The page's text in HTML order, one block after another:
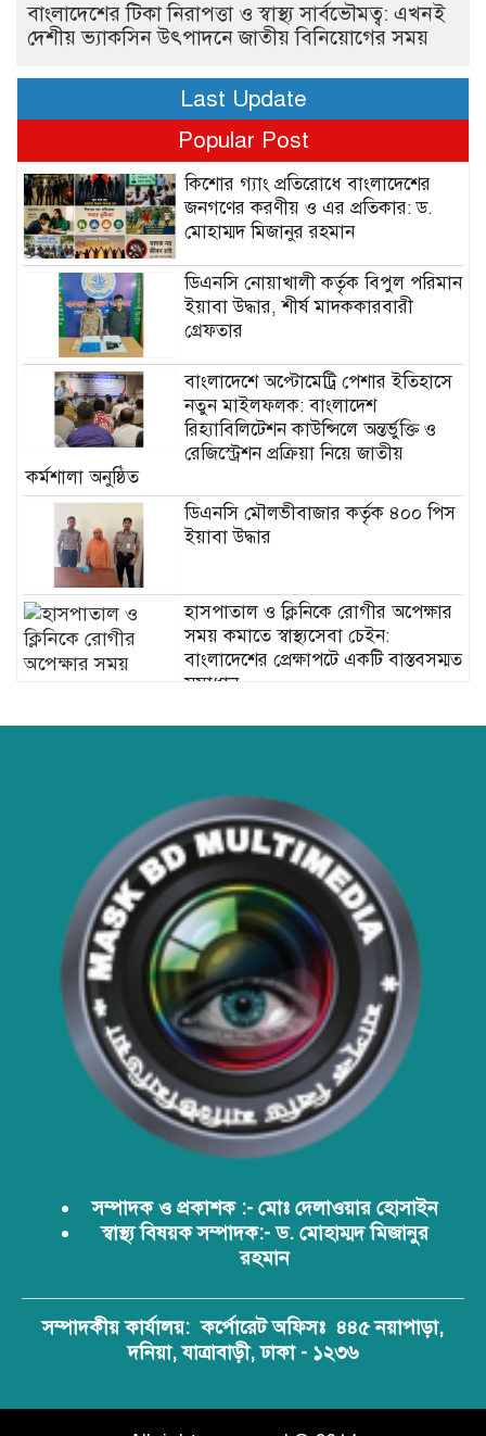
বাংলাদেশের টিকা নিরাপত্তা ও স্বাস্থ্য সার্বভৌমত্ব: এখনই
দেশীয় ভ্যাকসিন উৎপাদনে জাতীয় বিনিয়োগের সময়
Last Update
Popular Post
কিশোর গ্যাং প্রতিরোধে বাংলাদেশের
জনগণের করণীয় ও এর প্রতিকার: ড.
মোহাম্মদ মিজানুর রহমান
ডিএনসি নোয়াখালী কর্তৃক বিপুল পরিমান
ইয়াবা উদ্ধার, শীর্ষ মাদককারবারী
গ্রেফতার
বাংলাদেশে অপ্টোমেট্রি পেশার ইতিহাসে
নতুন মাইলফলক: বাংলাদেশ
রিহ্যাবিলিটেশন কাউন্সিলে অন্তর্ভুক্তি ও
রেজিস্ট্রেশন প্রক্রিয়া নিয়ে জাতীয়
কর্মশালা অনুষ্ঠিত
ডিএনসি মৌলভীবাজার কর্তৃক ৪০০ পিস
ইয়াবা উদ্ধার
হাসপাতাল ও ক্লিনিকে রোগীর অপেক্ষার
সময় কমাতে স্বাস্থ্যসেবা চেইন:
বাংলাদেশের প্রেক্ষাপটে একটি বাস্তবসম্মত
সমাধান
বাংলাদেশের টিকা নিরাপত্তা ও স্বাস্থ্য
সার্বভৌমত্ব: এখনই দেশীয় ভ্যাকসিন
উৎপাদনে জাতীয় বিনিয়োগের সময়
আবারো ডিএনসি নোয়াখালী কর্তৃক
বিপুল পরিমান ইয়াবা ও গাঁজা উদ্ধার
ডিএনসি নোয়াখালী কর্তৃক বিপুল পরিমান
ইয়াবা উদ্ধার
ডিএনসি যশোর কর্তৃক ৩০ হাজার পিস
ডিএনসির অভিযানে দেশের ইতিহাসে
সম্পাদক ও প্রকাশক :- মোঃ দেলাওয়ার হোসাইন
স্বাস্থ্য বিষয়ক সম্পাদক:- ড. মোহাম্মদ মিজানুর
রহমান
সম্পাদকীয় কার্যালয়: কর্পোরেট অফিসঃ ৪৪৫ নয়াপাড়া,
দনিয়া, যাত্রাবাড়ী, ঢাকা - ১২৩৬